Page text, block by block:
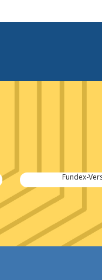
Fundex-